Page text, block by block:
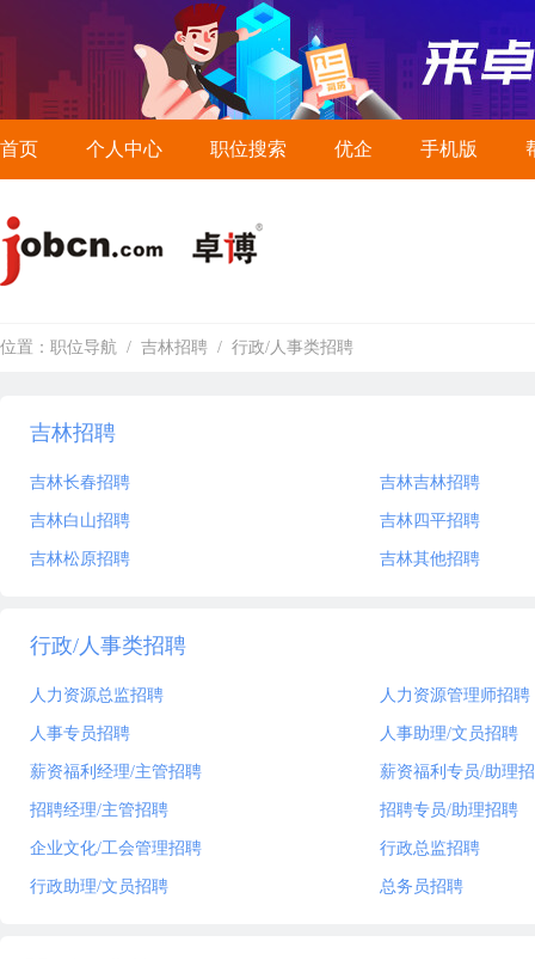
首页 个人中心 职位搜索 优企 手机版
位置： 职位导航 / 吉林招聘 / 行政/人事类招聘
吉林招聘
吉林长春招聘 吉林吉林招聘
吉林白山招聘 吉林四平招聘
吉林松原招聘 吉林其他招聘
行政/人事类招聘
人力资源总监招聘 人力资源管理师招聘
人事专员招聘 人事助理/文员招聘
薪资福利经理/主管招聘 薪资福利专员/助理
招聘经理/主管招聘 招聘专员/助理招聘
企业文化/工会管理招聘 行政总监招聘
行政助理/文员招聘 总务员招聘